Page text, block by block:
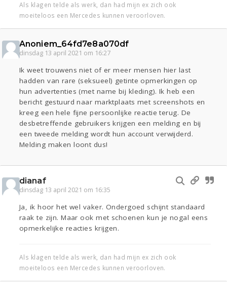
Als klagen telde als werk, dan had mijn ex zich ook
moeiteloos een Mercedes kunnen veroorloven.
Anoniem_64fd7e8a070df
dinsdag 13 april 2021 om 16:27
Ik weet trouwens niet of er meer mensen hier last
hadden van rare (seksueel) getinte opmerkingen op
hun advertenties (met name bij kleding). Ik heb een
bericht gestuurd naar marktplaats met screenshots en
kreeg een hele fijne persoonlijke reactie terug. De
desbetreffende gebruikers krijgen een melding en bij
een tweede melding wordt hun account verwijderd.
Melding maken loont dus!
dianaf
dinsdag 13 april 2021 om 16:35
Ja, ik hoor het wel vaker. Ondergoed schijnt standaard
raak te zijn. Maar ook met schoenen kun je nogal eens
opmerkelijke reacties krijgen.
Als klagen telde als werk, dan had mijn ex zich ook
moeiteloos een Mercedes kunnen veroorloven.